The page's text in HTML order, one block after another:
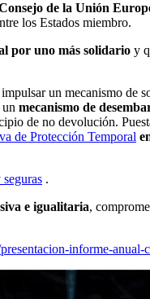
de la Unión
los Estados miembro.
por uno más solidario y
un mecanismo de
mecanismo de
de no devolución.
de Protección Temporal
.
e igualitaria,
informe-anual-